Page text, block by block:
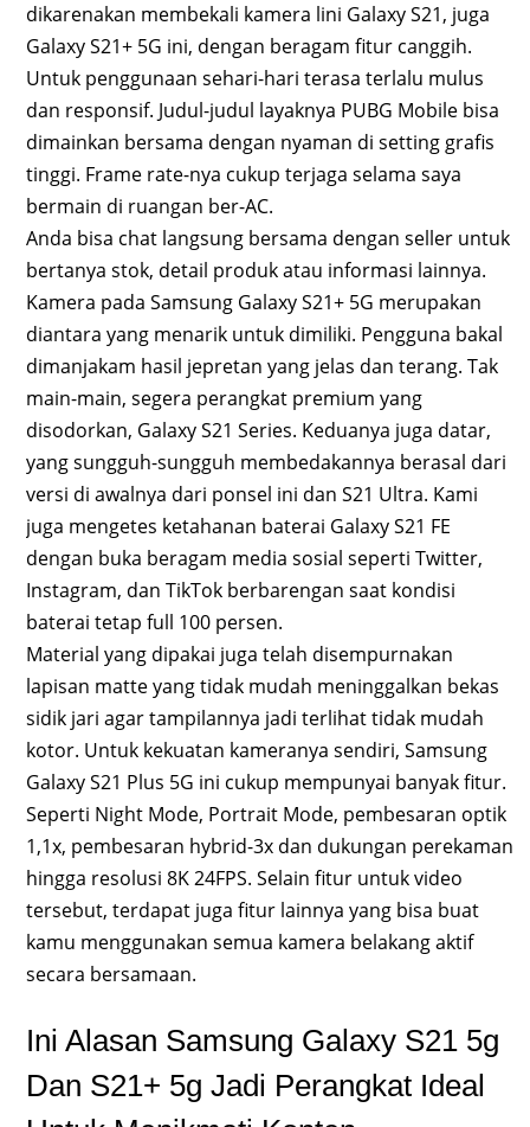
dikarenakan membekali kamera lini Galaxy S21, juga
Galaxy S21+ 5G ini, dengan beragam fitur canggih.
Untuk penggunaan sehari-hari terasa terlalu mulus
dan responsif. Judul-judul layaknya PUBG Mobile bisa
dimainkan bersama dengan nyaman di setting grafis
tinggi. Frame rate-nya cukup terjaga selama saya
bermain di ruangan ber-AC.
Anda bisa chat langsung bersama dengan seller untuk
bertanya stok, detail produk atau informasi lainnya.
Kamera pada Samsung Galaxy S21+ 5G merupakan
diantara yang menarik untuk dimiliki. Pengguna bakal
dimanjakam hasil jepretan yang jelas dan terang. Tak
main-main, segera perangkat premium yang
disodorkan, Galaxy S21 Series. Keduanya juga datar,
yang sungguh-sungguh membedakannya berasal dari
versi di awalnya dari ponsel ini dan S21 Ultra. Kami
juga mengetes ketahanan baterai Galaxy S21 FE
dengan buka beragam media sosial seperti Twitter,
Instagram, dan TikTok berbarengan saat kondisi
baterai tetap full 100 persen.
Material yang dipakai juga telah disempurnakan
lapisan matte yang tidak mudah meninggalkan bekas
sidik jari agar tampilannya jadi terlihat tidak mudah
kotor. Untuk kekuatan kameranya sendiri, Samsung
Galaxy S21 Plus 5G ini cukup mempunyai banyak fitur.
Seperti Night Mode, Portrait Mode, pembesaran optik
1,1x, pembesaran hybrid-3x dan dukungan perekaman
hingga resolusi 8K 24FPS. Selain fitur untuk video
tersebut, terdapat juga fitur lainnya yang bisa buat
kamu menggunakan semua kamera belakang aktif
secara bersamaan.
Ini Alasan Samsung Galaxy S21 5g
Dan S21+ 5g Jadi Perangkat Ideal